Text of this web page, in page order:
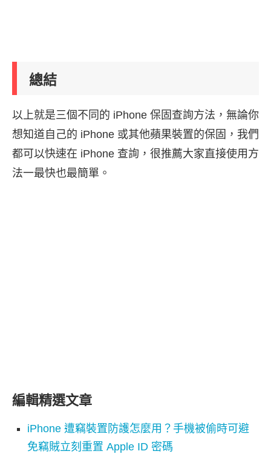
總結
以上就是三個不同的 iPhone 保固查詢方法，無論你
想知道自己的 iPhone 或其他蘋果裝置的保固，我們
都可以快速在 iPhone 查詢，很推薦大家直接使用方
法一最快也最簡單。
編輯精選文章
iPhone 遭竊裝置防護怎麼用？手機被偷時可避
免竊賊立刻重置 Apple ID 密碼